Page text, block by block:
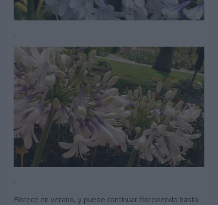
.
.
Florece en verano, y puede continuar floreciendo hasta